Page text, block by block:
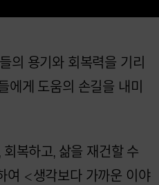
의 용기와 회복력을 기리
에게 도움의 손길을 내미
복하고, 삶을 재건할 수
여 <생각보다 가까운 이야